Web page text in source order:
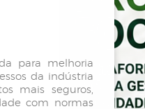
para melhoria
da indústria
mais seguros,
com normas